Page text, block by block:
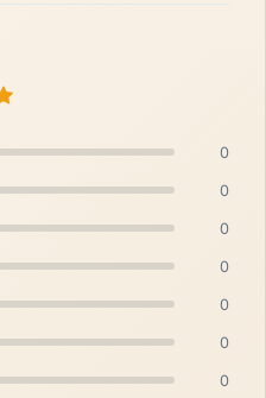
0
0
0
0
0
0
0